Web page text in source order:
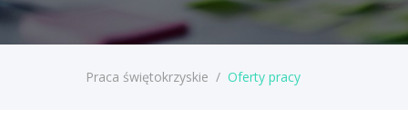
Praca świętokrzyskie / Oferty pracy